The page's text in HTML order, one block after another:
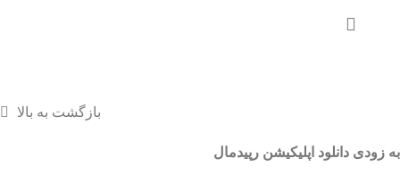
بازگشت به بالا
به زودی دانلود اپلیکیشن رپیدمال